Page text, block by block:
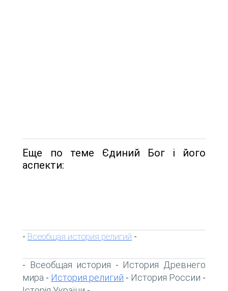
Еще по теме Єдиний Бог і його
аспекти:
- Всеобщая история религий -
- Всеобщая история - История Древнего
мира - История религий - История России -